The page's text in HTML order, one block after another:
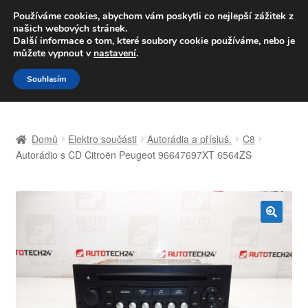
DOPRAVA od 139,-Kč
Volejte po-pá 9-16 704 494 494
Přeskočit
na
navigaci
Přejít
k
obsahu
Celosvětová doprava
Košík
Domů Elektro součásti Autorádia a přísluš.
C8
Autorádio s CD Citroën Peugeot 96647697XT 6564ZS
Používáme cookies, abychom vám poskytli co nejlepší zážitek z
našich webových stránek.
Další informace o tom, které soubory cookie používáme, nebo je
můžete vypnout v nastavení.
Souhlasím